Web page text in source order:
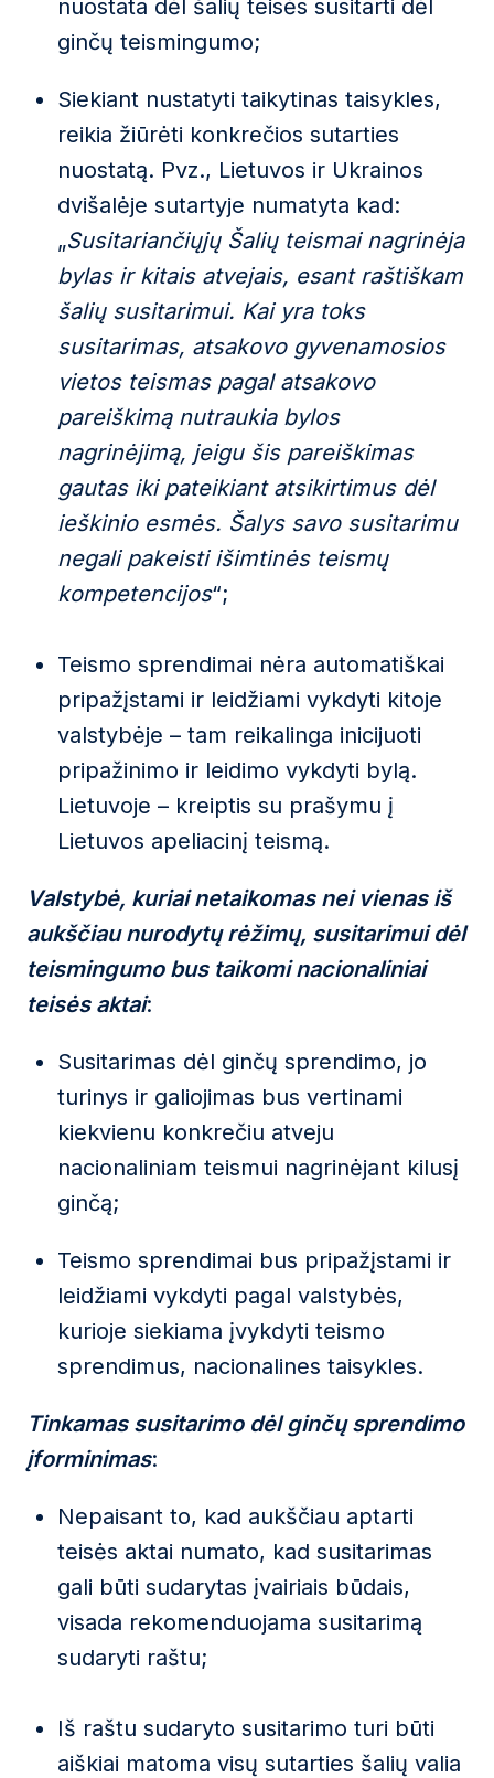
nuostata dėl šalių teisės susitarti dėl
ginčų teismingumo;
Siekiant nustatyti taikytinas taisykles,
reikia žiūrėti konkrečios sutarties
nuostatą. Pvz., Lietuvos ir Ukrainos
dvišalėje sutartyje numatyta kad:
„Susitariančiųjų Šalių teismai nagrinėja
bylas ir kitais atvejais, esant raštiškam
šalių susitarimui. Kai yra toks
susitarimas, atsakovo gyvenamosios
vietos teismas pagal atsakovo
pareiškimą nutraukia bylos
nagrinėjimą, jeigu šis pareiškimas
gautas iki pateikiant atsikirtimus dėl
ieškinio esmės. Šalys savo susitarimu
negali pakeisti išimtinės teismų
kompetencijos“;
Teismo sprendimai nėra automatiškai
pripažįstami ir leidžiami vykdyti kitoje
valstybėje – tam reikalinga inicijuoti
pripažinimo ir leidimo vykdyti bylą.
Lietuvoje – kreiptis su prašymu į
Lietuvos apeliacinį teismą.
Valstybė, kuriai netaikomas nei vienas iš
aukščiau nurodytų rėžimų, susitarimui dėl
teismingumo bus taikomi nacionaliniai
teisės aktai:
Susitarimas dėl ginčų sprendimo, jo
turinys ir galiojimas bus vertinami
kiekvienu konkrečiu atveju
nacionaliniam teismui nagrinėjant kilusį
ginčą;
Teismo sprendimai bus pripažįstami ir
leidžiami vykdyti pagal valstybės,
kurioje siekiama įvykdyti teismo
sprendimus, nacionalines taisykles.
Tinkamas susitarimo dėl ginčų sprendimo
įforminimas:
Nepaisant to, kad aukščiau aptarti
teisės aktai numato, kad susitarimas
gali būti sudarytas įvairiais būdais,
visada rekomenduojama susitarimą
sudaryti raštu;
Iš raštu sudaryto susitarimo turi būti
aiškiai matoma visų sutarties šalių valia